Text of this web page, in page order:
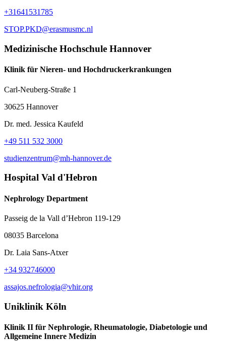
+31641531785
STOP.PKD@erasmusmc.nl
Medizinische Hochschule Hannover
Klinik für Nieren- und Hochdruckerkrankungen
Carl-Neuberg-Straße 1
30625 Hannover
Dr. med. Jessica Kaufeld
+49 511 532 3000
studienzentrum@mh-hannover.de
Hospital Val d'Hebron
Nephrology Department
Passeig de la Vall d’Hebron 119-129
08035 Barcelona
Dr. Laia Sans-Atxer
+34 932746000
assajos.nefrologia@vhir.org
Uniklinik Köln
Klinik II für Nephrologie, Rheumatologie, Diabetologie und
Allgemeine Innere Medizin